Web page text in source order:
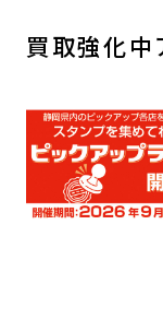
買取強化中